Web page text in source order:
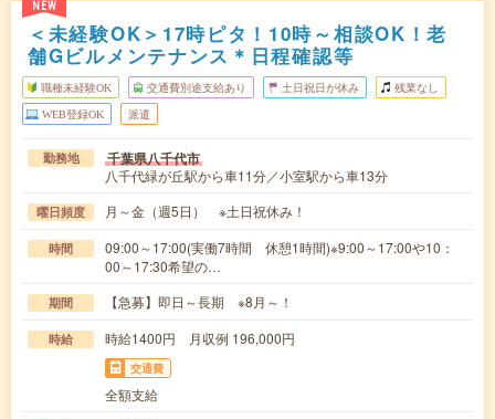
NEW
＜未経験OK＞17時ピタ！10時～相談OK！老
舗Gビルメンテナンス＊日程確認等
職種未経験OK 交通費別途支給あり 土日祝日が休み 残業なし
WEB登録OK 派遣
勤務地 千葉県八千代市
八千代緑が丘駅から車11分／小室駅から車13分
曜日頻度 月～金（週5日） ※土日祝休み！
時間
09:00～17:00(実働7時間 休憩1時間)※9:00～17:00や10：
00～17:30希望の…
期間 【急募】即日～長期 ※8月～！
時給 時給1400円 月収例 196,000円
交通費
全額支給